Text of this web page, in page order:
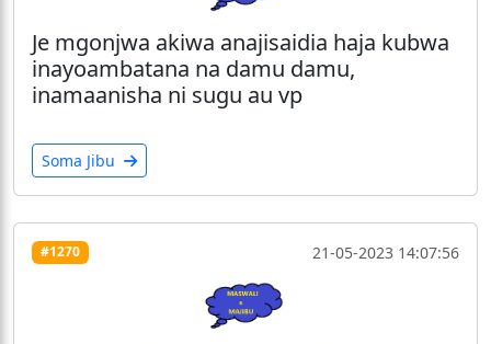
Je mgonjwa akiwa anajisaidia haja kubwa
inayoambatana na damu damu,
inamaanisha ni sugu au vp
Soma Jibu
#1270 21-05-2023 14:07:56